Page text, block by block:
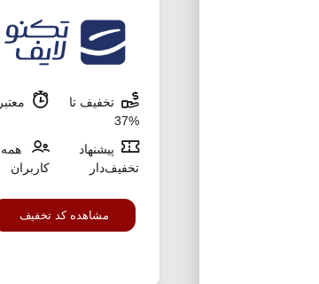
تخفیف تا
%37
معتبر
پیشنهاد
تخفیف‌دار
همه
کاربران
مشاهده کد تخفیف